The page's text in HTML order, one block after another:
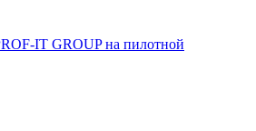
IT GROUP на пилотной